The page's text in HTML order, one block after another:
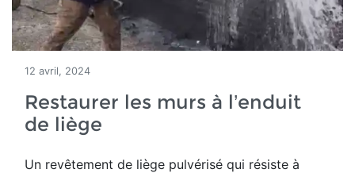
12 avril, 2024
Restaurer les murs à l’enduit
de liège
Un revêtement de liège pulvérisé qui résiste à